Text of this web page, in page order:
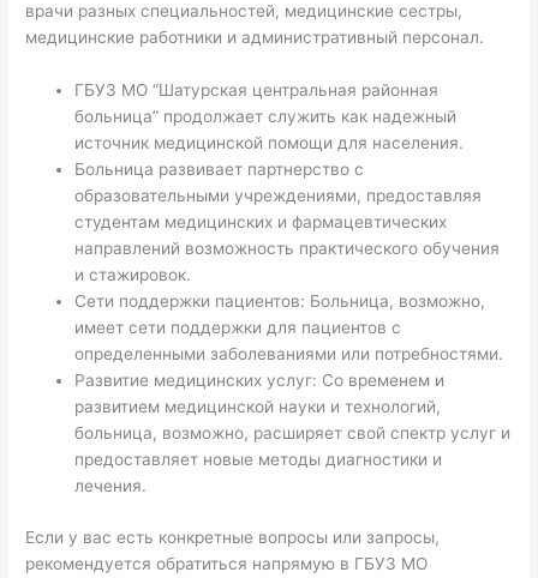
врачи разных специальностей, медицинские сестры,
медицинские работники и административный персонал.
ГБУЗ МО “Шатурская центральная районная
больница” продолжает служить как надежный
источник медицинской помощи для населения.
Больница развивает партнерство с
образовательными учреждениями, предоставляя
студентам медицинских и фармацевтических
направлений возможность практического обучения
и стажировок.
Сети поддержки пациентов: Больница, возможно,
имеет сети поддержки для пациентов с
определенными заболеваниями или потребностями.
Развитие медицинских услуг: Со временем и
развитием медицинской науки и технологий,
больница, возможно, расширяет свой спектр услуг и
предоставляет новые методы диагностики и
лечения.
Если у вас есть конкретные вопросы или запросы,
рекомендуется обратиться напрямую в ГБУЗ МО